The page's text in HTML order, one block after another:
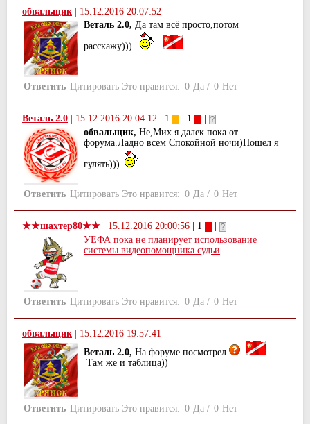
обвальщик
15.12.2016 20:07:52
Веталь 2.0, Да там всё просто,потом
расскажу)))
Ответить Цитировать Это нравится: 0 Да / 0 Нет
Веталь 2.0 15.12.2016 20:04:12 | 1 | 1
обвальщик, Не,Мих я далек пока от
форума.Ладно всем Спокойной ночи)Пошел я
гулять)))
Ответить Цитировать Это нравится: 0 Да / 0 Нет
★★шахтер80★★ 15.12.2016 20:00:56 | 1
УЕФА пока не планирует использование
системы видеопомощника судьи
Ответить Цитировать Это нравится: 0 Да / 0 Нет
обвальщик | 15.12.2016 19:57:41
Веталь 2.0, На форуме посмотрел
Там же и таблица))
Ответить Цитировать Это нравится: 0 Да / 0 Нет